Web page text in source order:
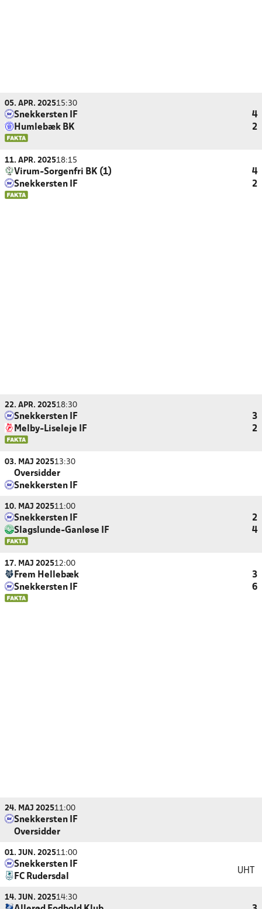
05. APR. 202515:30
Snekkersten IF
4
Humlebæk BK
2
11. APR. 202518:15
Virum-Sorgenfri BK (1)
4
Snekkersten IF
2
22. APR. 202518:30
Snekkersten IF
3
Melby-Liseleje IF
2
03. MAJ 202513:30
Oversidder
Snekkersten IF
10. MAJ 202511:00
Snekkersten IF
2
Slagslunde-Ganløse IF
4
17. MAJ 202512:00
Frem Hellebæk
3
Snekkersten IF
6
24. MAJ 202511:00
Snekkersten IF
Oversidder
01. JUN. 202511:00
Snekkersten IF
FC Rudersdal
UHT
14. JUN. 202514:30